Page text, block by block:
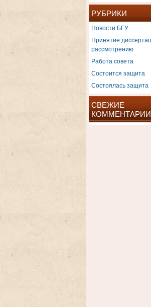
РУБРИКИ
Новости БГУ
Принятие
рассмотрению
Работа совета
Состоится защита
Состоялась защита
СВЕЖИЕ
КОММЕНТАРИИ